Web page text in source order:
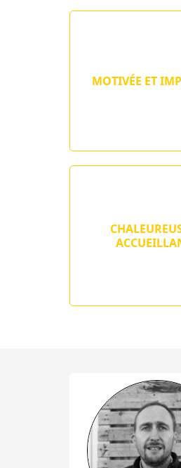
MOTIVÉE ET